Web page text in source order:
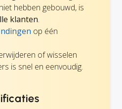
hebben gebouwd, is
klanten.
op één
of wisselen
is snel en eenvoudig.